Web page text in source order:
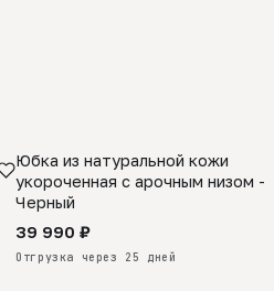
ПРЕДЗАКАЗ
Юбка из натуральной кожи
укороченная с арочным низом -
Черный
39 990 ₽
Отгрузка через 25 дней